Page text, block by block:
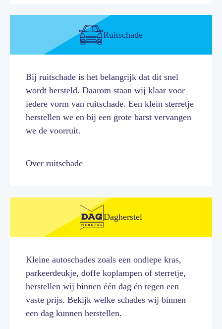
Ruitschade
Bij ruitschade is het belangrijk dat dit snel
wordt hersteld. Daarom staan wij klaar voor
iedere vorm van ruitschade. Een klein sterretje
herstellen we en bij een grote barst vervangen
we de voorruit.
Over ruitschade
Dagherstel
Kleine autoschades zoals een ondiepe kras,
parkeerdeukje, doffe koplampen of sterretje,
herstellen wij binnen één dag én tegen een
vaste prijs. Bekijk welke schades wij binnen
een dag kunnen herstellen.